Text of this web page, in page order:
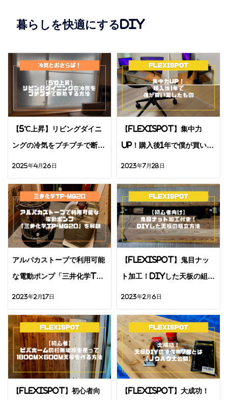
暮らしを快適にするDIY
【5℃上昇】リビングダイニ
ングの冷気をプチプチで断熱
する方法
2025年4月26日
【Flexispot】集中力
UP！購入後1年で僕が買い足
したガジェット
2023年7月28日
アルパカストーブで利用可能
な電動ポンプ「三井化学TP-
MG20」を解説
2023年2月17日
【Flexispot】鬼目ナッ
ト加工！DIYした天板の組立
手順【画像63枚】
2023年2月6日
【Flexispot】初心者向 【Flexispot】大成功！